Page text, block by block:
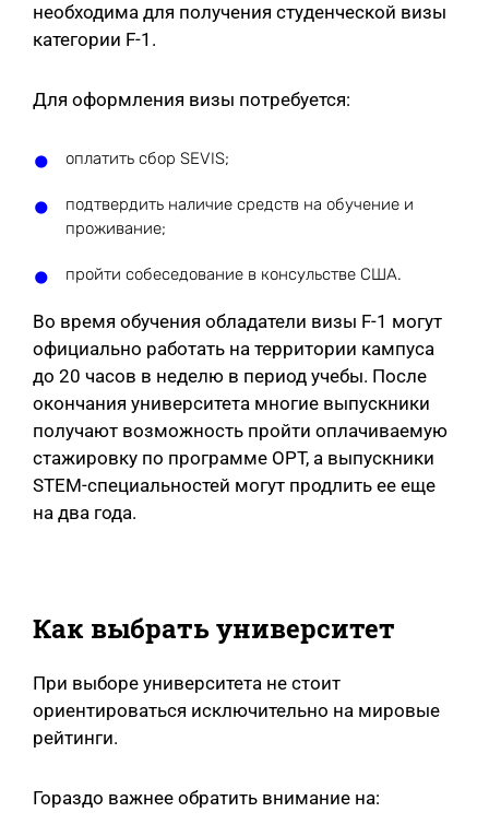
необходима для получения студенческой визы
категории F-1.
Для оформления визы потребуется:
оплатить сбор SEVIS;
подтвердить наличие средств на обучение и
проживание;
пройти собеседование в консульстве США.
Во время обучения обладатели визы F-1 могут
официально работать на территории кампуса
до 20 часов в неделю в период учебы. После
окончания университета многие выпускники
получают возможность пройти оплачиваемую
стажировку по программе OPT, а выпускники
STEM-специальностей могут продлить ее еще
на два года.
Как выбрать университет
При выборе университета не стоит
ориентироваться исключительно на мировые
рейтинги.
Гораздо важнее обратить внимание на: